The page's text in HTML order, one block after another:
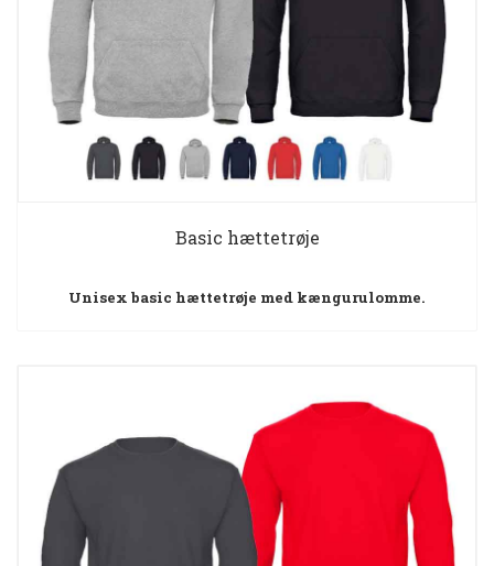
Basic hættetrøje
Unisex basic hættetrøje med kængurulomme.